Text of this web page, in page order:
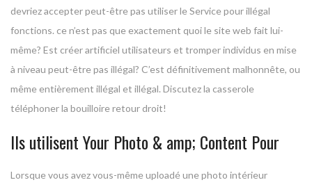
devriez accepter peut-être pas utiliser le Service pour illégal
fonctions. ce n’est pas que exactement quoi le site web fait lui-
même? Est créer artificiel utilisateurs et tromper individus en mise
à niveau peut-être pas illégal? C’est définitivement malhonnête, ou
même entièrement illégal et illégal. Discutez la casserole
téléphoner la bouilloire retour droit!
Ils utilisent Your Photo & amp; Content Pour
Lorsque vous avez vous-même uploadé une photo intérieur